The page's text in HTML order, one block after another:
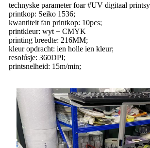
technyske parameter foar #UV digitaal
printkop: Seiko 1536;
kwantiteit fan printkop: 10pcs;
printkleur: wyt + CMYK
printing breedte: 216MM;
kleur opdracht: ien holle ien kleur;
resolúsje: 360DPI;
printsnelheid: 15m/min;